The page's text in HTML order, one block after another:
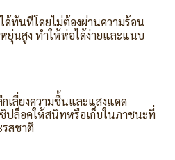
ด้ทันทีโดยไม่ต้องผ่านความร้อน
นสูง ทำให้ห่อได้ง่ายและแนบ
เลี่ยงความชื้นและแสงแดด
ปล็อคให้สนิทหรือเก็บในภาชนะที่
สชาติ